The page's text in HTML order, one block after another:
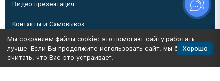
Видео презентация
Контакты и Самовывоз
Производство
Мы сохраняем файлы cookie: это помогает сайту работать
лучше. Если Вы продолжите использовать сайт, мы будем
считать, что Вас это устраивает.
Хорошо